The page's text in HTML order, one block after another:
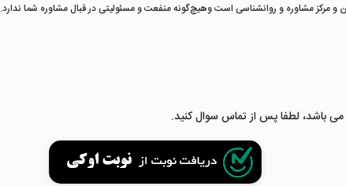
مشاوره و روانشناسی است وهیچ‌گونه منفعت و مسئولیتی در قبال مشاوره شما ندارد.
باشد، لطفا پس از تماس سوال کنید.